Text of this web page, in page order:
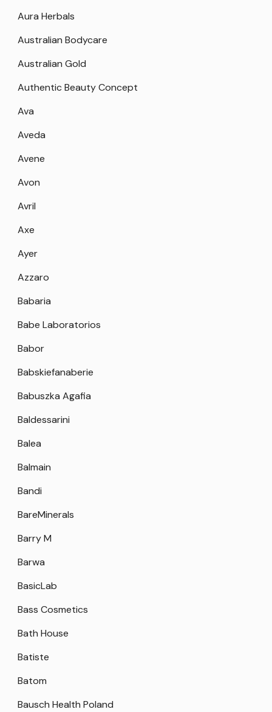
Aura Herbals
Australian Bodycare
Australian Gold
Authentic Beauty Concept
Ava
Aveda
Avene
Avon
Avril
Axe
Ayer
Azzaro
Babaria
Babe Laboratorios
Babor
Babskiefanaberie
Babuszka Agafia
Baldessarini
Balea
Balmain
Bandi
BareMinerals
Barry M
Barwa
BasicLab
Bass Cosmetics
Bath House
Batiste
Batom
Bausch Health Poland